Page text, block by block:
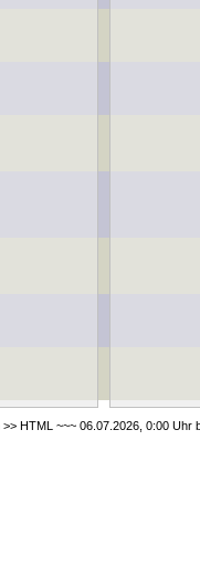
HTML ~~~ 06.07.2026, 0:00